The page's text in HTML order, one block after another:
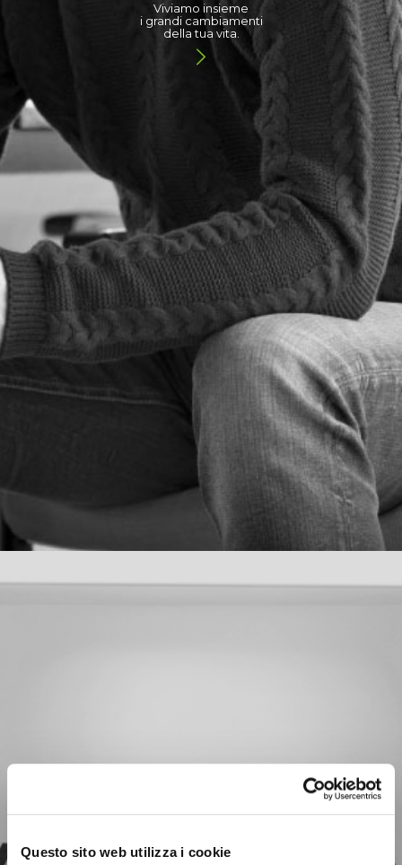
Questo sito web utilizza i cookie
Viviamo insieme
i grandi cambiamenti
della tua vita.